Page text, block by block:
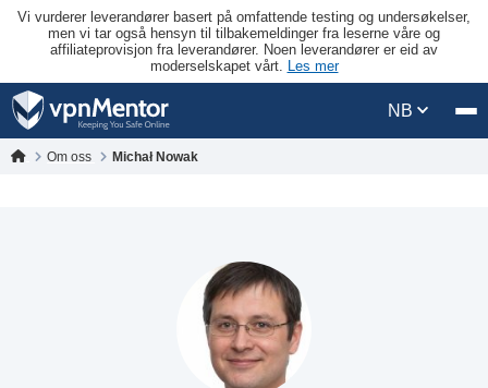
Vi vurderer leverandører basert på omfattende testing og undersøkelser,
men vi tar også hensyn til tilbakemeldinger fra leserne våre og
affiliateprovisjon fra leverandører. Noen leverandører er eid av
moderselskapet vårt. Les mer
NB
Om oss Michał Nowak